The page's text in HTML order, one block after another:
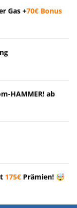
Gas +70€ Bonus
HAMMER! ab
175€ Prämien! 🤯